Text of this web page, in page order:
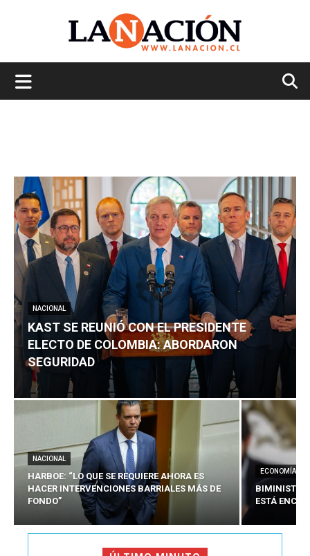
NACIONAL
KAST SE REUNIÓ CON EL PRESIDENTE
ELECTO DE COLOMBIA: ABORDARON
SEGURIDAD
NACIONAL
HARBOE: “LO QUE SE REQUIERE AHORA ES
HACER INTERVENCIONES BARRIALES MÁS DE
FONDO”
ECONOMÍA
BIMINISTRO
ESTÁ